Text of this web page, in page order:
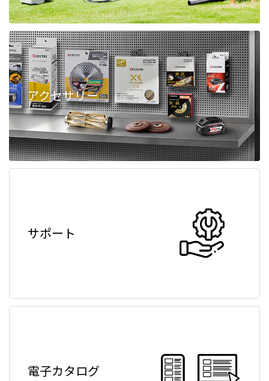
アクセサリー
サポート
電子カタログ